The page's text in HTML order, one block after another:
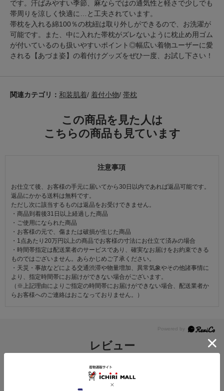
です。汗ばみやすい季節、麻ならではの通気性と軽さで少しでも
帯周りを涼しく快適に…と工夫されています。
帯枕を入れる綿100％の枕紐は取り外しができるので、お洗濯が
可能です。また、中に入れた帯枕がズレないように枕止め用ゴム
が付いているのも扱いやすいポイント◎幅広い着物ユーザーに愛
される【あづま姿】の着付けグッズをぜひ一度、お試し下さい！
関連カテゴリ： 和装肌着/ 着付小物/ 帯枕
この商品を見た人は
こちらの商品も見ています
注意事項
お仕立て後、お客様の手元に届いてから30日以内であれば返品可能です。
返品にかかる送料は無料です。
ただし次に該当するものは返品をお受けできません。
・商品到着後31日以上経過した商品
・ご使用になられた商品
・お客様の元で、傷または破損が生じた商品
・1点あたり20万円以上の商品でお客様の寸法にお仕立て済みの場合
・時間帯指定は配送業者のサービスであり、確実なお届けをお約束できる
ものではございません。あらかじめご了承ください。
・天災・事故などによる交通渋滞や物量増加、異常気象やその他諸事情に
より、指定時間帯にお届けができない場合がございます。
（※上記理由によりご指定の時間帯にお届けができない場合、配送業者か
らお客様へのご連絡はおこなっておりません。）
レビュー